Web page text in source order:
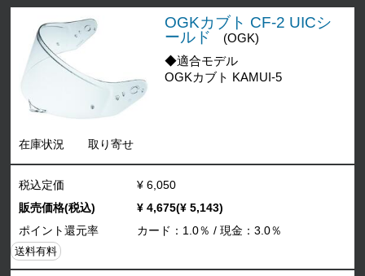
OGKカブト CF-2 UICシ
ールド
(OGK)
◆適合モデル
OGKカブト KAMUI-5
在庫状況 取り寄せ
税込定価
¥ 6,050
販売価格(税込)
¥ 4,675(¥ 5,143)
ポイント還元率
カード：1.0％ / 現金：3.0％
送料有料